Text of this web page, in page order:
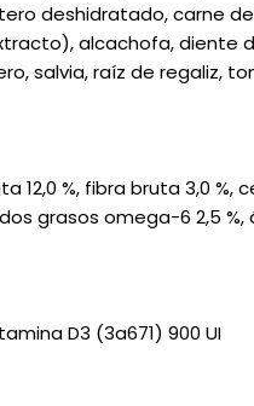
deshidratado, carne
alcachofa, diente
salvia, raíz de regaliz,
12,0 %, fibra bruta 3,0 %,
grasos omega-6 2,5
D3 (3a671) 900 UI